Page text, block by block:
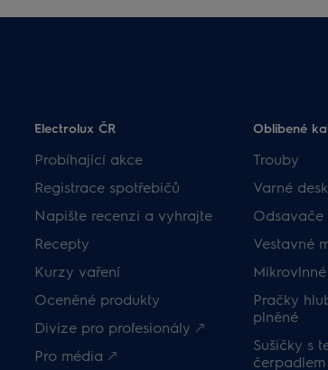
Electrolux ČR
Probíhající akce
Registrace spotřebičů
Napište recenzi a vyhrajte
Recepty
Kurzy vaření
Oceněné produkty
Divize pro profesionály 🡕
Pro média 🡕
Oblíbené
Trouby
Varné
Odsavače
Vestavné
Pračky
plněné
Sušičky s
čerpadlem